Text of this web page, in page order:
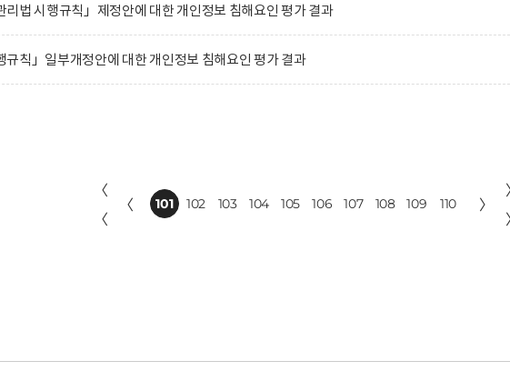
리법 시행규칙」제정안에 대한 개인정보 침해요인 평가 결과
규칙」일부개정안에 대한 개인정보 침해요인 평가 결과
〈
〈
〈 101 102 103 104 105 106 107 108 109 110 〉